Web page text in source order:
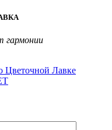
гармонии
Цветочной Лавке